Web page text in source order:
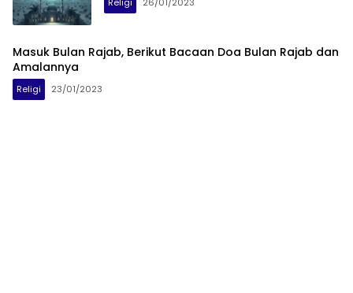
Masuk Bulan Rajab, Berikut Bacaan Doa Bulan Rajab dan
Amalannya
Religi 23/01/2023